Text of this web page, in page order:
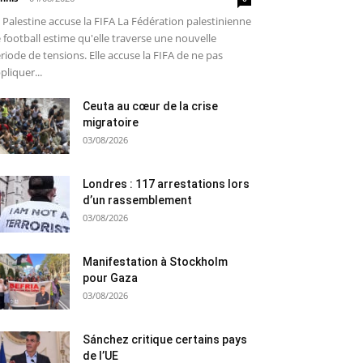
Palestine accuse la FIFA La Fédération palestinienne
football estime qu'elle traverse une nouvelle
de tensions. Elle accuse la FIFA de ne pas
Ceuta au cœur de la crise
migratoire
03/08/2026
Londres : 117 arrestations lors
d’un rassemblement
03/08/2026
Manifestation à Stockholm
pour Gaza
03/08/2026
Sánchez critique certains pays
de l’UE